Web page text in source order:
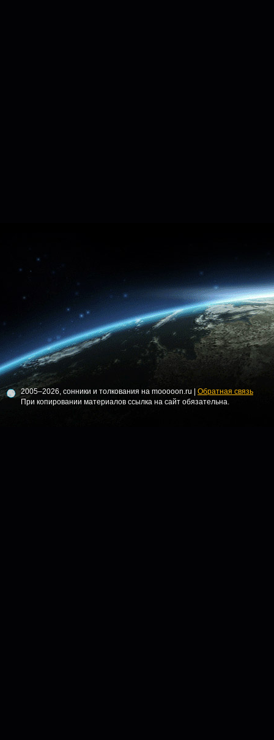
2005–2026, сонники и толкования на mooooon.ru | Обратная связь
При копировании материалов ссылка на сайт обязательна.